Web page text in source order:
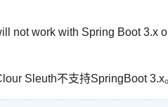
not work with Spring Boot 3.x
Sleuth不支持SpringBoot 3.x